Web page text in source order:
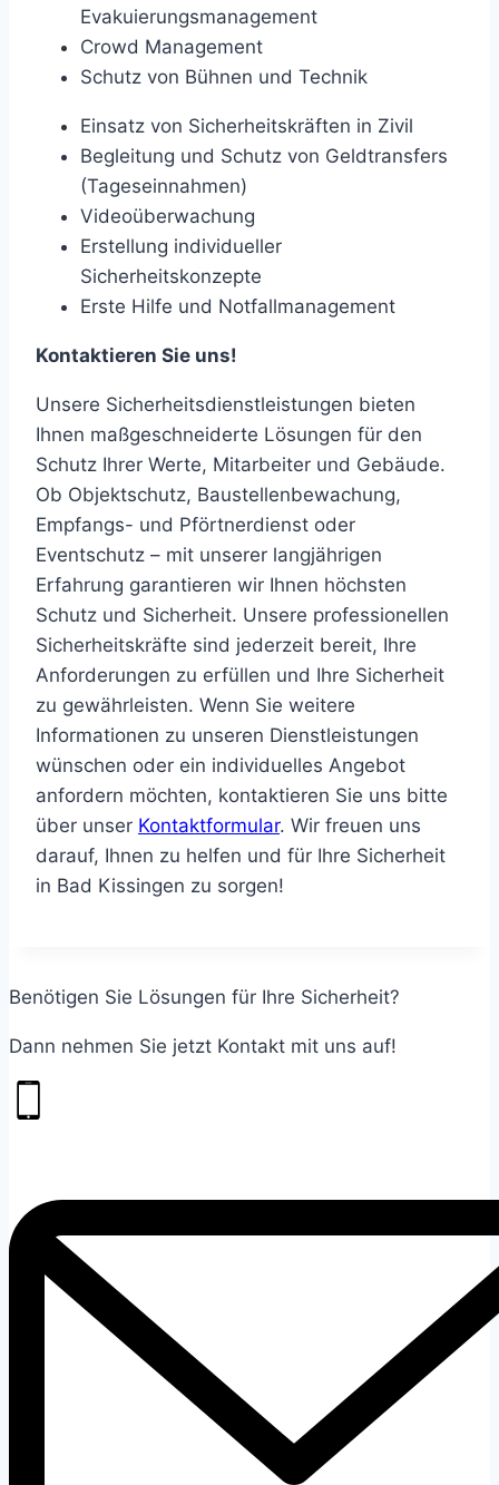
Evakuierungsmanagement
Crowd Management
Schutz von Bühnen und Technik
Einsatz von Sicherheitskräften in Zivil
Begleitung und Schutz von Geldtransfers
(Tageseinnahmen)
Videoüberwachung
Erstellung individueller
Sicherheitskonzepte
Erste Hilfe und Notfallmanagement
Kontaktieren Sie uns!
Unsere Sicherheitsdienstleistungen bieten
Ihnen maßgeschneiderte Lösungen für den
Schutz Ihrer Werte, Mitarbeiter und Gebäude.
Ob Objektschutz, Baustellenbewachung,
Empfangs- und Pförtnerdienst oder
Eventschutz – mit unserer langjährigen
Erfahrung garantieren wir Ihnen höchsten
Schutz und Sicherheit. Unsere professionellen
Sicherheitskräfte sind jederzeit bereit, Ihre
Anforderungen zu erfüllen und Ihre Sicherheit
zu gewährleisten. Wenn Sie weitere
Informationen zu unseren Dienstleistungen
wünschen oder ein individuelles Angebot
anfordern möchten, kontaktieren Sie uns bitte
über unser Kontaktformular. Wir freuen uns
darauf, Ihnen zu helfen und für Ihre Sicherheit
in Bad Kissingen zu sorgen!
Benötigen Sie Lösungen für Ihre Sicherheit?
Dann nehmen Sie jetzt Kontakt mit uns auf!